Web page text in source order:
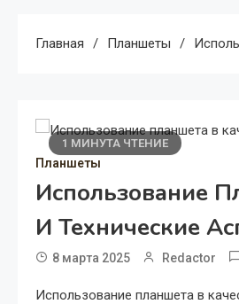
Главная Планшеты
1 МИНУТА ЧТЕНИЕ
Планшеты
Использование
И Технические
8 марта 2025 Redactor
Использование планшета в